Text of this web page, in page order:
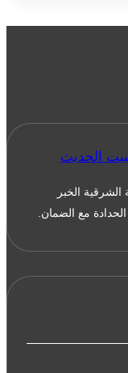
الخبر
مع الضمان.